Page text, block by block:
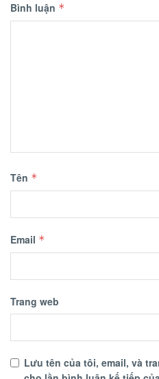
Bình luận *
Tên *
Email *
Trang web
Lưu tên của tôi, email, và